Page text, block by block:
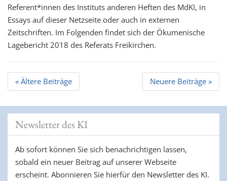
Referent*innen des Instituts anderen Heften des MdKI, in
Essays auf dieser Netzseite oder auch in externen
Zeitschriften. Im Folgenden findet sich der Ökumenische
Lagebericht 2018 des Referats Freikirchen.
Beitrags
Navigation
« Ältere Beiträge Neuere Beiträge »
Newsletter des KI
Ab sofort können Sie sich benachrichtigen lassen,
sobald ein neuer Beitrag auf unserer Webseite
erscheint. Abonnieren Sie hierfür den Newsletter des KI.